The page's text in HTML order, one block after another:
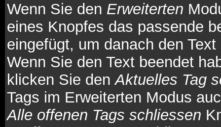
Wenn Sie den Erweiterten
eines Knopfes das passende
eingefügt, um danach den
Wenn Sie den Text beendet
klicken Sie denAktuelles Tag
Tags im Erweiterten Modus
Alle offenen Tags schliessen